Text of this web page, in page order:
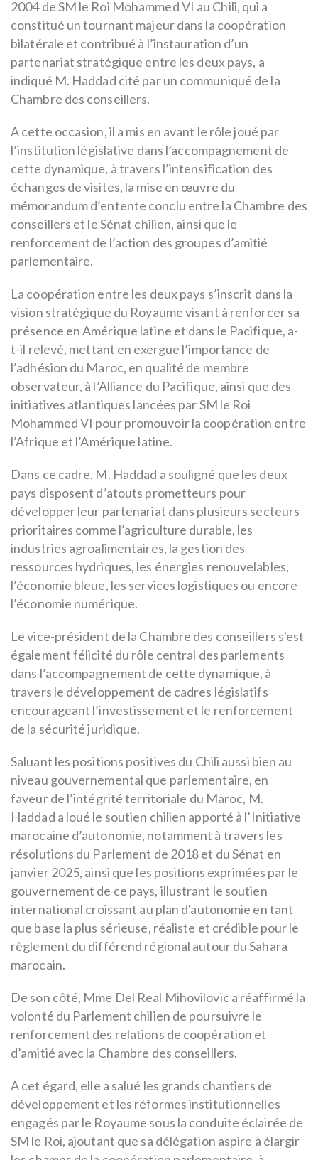
2004 de SM le Roi Mohammed VI au Chili, qui a
constitué un tournant majeur dans la coopération
bilatérale et contribué à l’instauration d’un
partenariat stratégique entre les deux pays, a
indiqué M. Haddad cité par un communiqué de la
Chambre des conseillers.
A cette occasion, il a mis en avant le rôle joué par
l’institution législative dans l’accompagnement de
cette dynamique, à travers l’intensification des
échanges de visites, la mise en œuvre du
mémorandum d’entente conclu entre la Chambre des
conseillers et le Sénat chilien, ainsi que le
renforcement de l’action des groupes d’amitié
parlementaire.
La coopération entre les deux pays s’inscrit dans la
vision stratégique du Royaume visant à renforcer sa
présence en Amérique latine et dans le Pacifique, a-
t-il relevé, mettant en exergue l’importance de
l’adhésion du Maroc, en qualité de membre
observateur, à l’Alliance du Pacifique, ainsi que des
initiatives atlantiques lancées par SM le Roi
Mohammed VI pour promouvoir la coopération entre
l’Afrique et l’Amérique latine.
Dans ce cadre, M. Haddad a souligné que les deux
pays disposent d’atouts prometteurs pour
développer leur partenariat dans plusieurs secteurs
prioritaires comme l’agriculture durable, les
industries agroalimentaires, la gestion des
ressources hydriques, les énergies renouvelables,
l’économie bleue, les services logistiques ou encore
l’économie numérique.
Le vice-président de la Chambre des conseillers s'est
également félicité du rôle central des parlements
dans l’accompagnement de cette dynamique, à
travers le développement de cadres législatifs
encourageant l’investissement et le renforcement
de la sécurité juridique.
Saluant les positions positives du Chili aussi bien au
niveau gouvernemental que parlementaire, en
faveur de l’intégrité territoriale du Maroc, M.
Haddad a loué le soutien chilien apporté à l’Initiative
marocaine d’autonomie, notamment à travers les
résolutions du Parlement de 2018 et du Sénat en
janvier 2025, ainsi que les positions exprimées par le
gouvernement de ce pays, illustrant le soutien
international croissant au plan d'autonomie en tant
que base la plus sérieuse, réaliste et crédible pour le
règlement du différend régional autour du Sahara
marocain.
De son côté, Mme Del Real Mihovilovic a réaffirmé la
volonté du Parlement chilien de poursuivre le
renforcement des relations de coopération et
d’amitié avec la Chambre des conseillers.
A cet égard, elle a salué les grands chantiers de
développement et les réformes institutionnelles
engagés par le Royaume sous la conduite éclairée de
SM le Roi, ajoutant que sa délégation aspire à élargir